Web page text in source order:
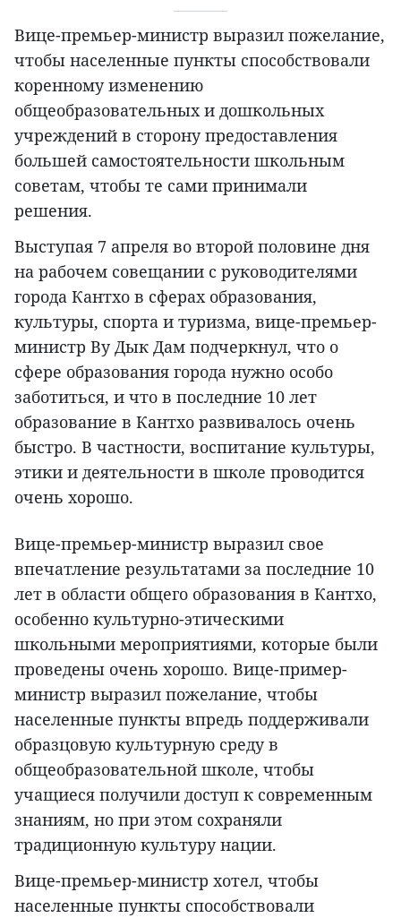
Вице-премьер-министр выразил пожелание,
чтобы населенные пункты способствовали
коренному изменению
общеобразовательных и дошкольных
учреждений в сторону предоставления
большей самостоятельности школьным
советам, чтобы те сами принимали
решения.
Выступая 7 апреля во второй половине дня
на рабочем совещании с руководителями
города Кантхо в сферах образования,
культуры, спорта и туризма, вице-премьер-
министр Ву Дык Дам подчеркнул, что о
сфере образования города нужно особо
заботиться, и что в последние 10 лет
образование в Кантхо развивалось очень
быстро. В частности, воспитание культуры,
этики и деятельности в школе проводится
очень хорошо.
Вице-премьер-министр выразил свое
впечатление результатами за последние 10
лет в области общего образования в Кантхо,
особенно культурно-этическими
школьными мероприятиями, которые были
проведены очень хорошо. Вице-пример-
министр выразил пожелание, чтобы
населенные пункты впредь поддерживали
образцовую культурную среду в
общеобразовательной школе, чтобы
учащиеся получили доступ к современным
знаниям, но при этом сохраняли
традиционную культуру нации.
Вице-премьер-министр хотел, чтобы
населенные пункты способствовали